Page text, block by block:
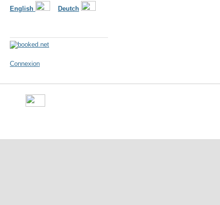
English Deutch
Connexion